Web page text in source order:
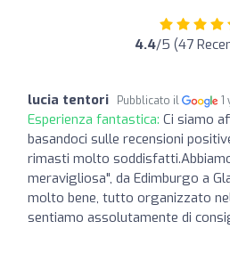
4.4/5 (47
lucia tentori Pubblicato il 1
Esperienza fantastica: Ci siamo
basandoci sulle recensioni
rimasti molto
meravigliosa", da Edimburgo a
molto bene, tutto organizzato
sentiamo assolutamente di